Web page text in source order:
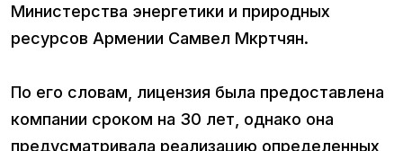
Министерства энергетики и природных
ресурсов Армении Самвел Мкртчян.
По его словам, лицензия была предоставлена
компании сроком на 30 лет, однако она
предусматривала реализацию определенных